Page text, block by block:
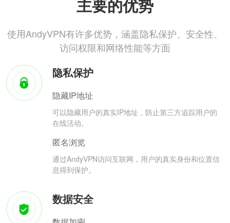
主要的优势
使用AndyVPN有许多优势，涵盖隐私保护、安全性、
访问权限和网络性能等方面
隐私保护
隐藏IP地址
可以隐藏用户的真实IP地址，防止第三方追踪用户的
在线活动。
匿名浏览
通过AndyVPN访问互联网，用户的真实身份和位置信
息得到保护。
数据安全